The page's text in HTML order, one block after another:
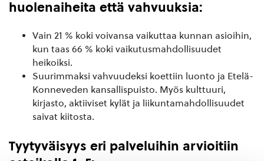
huolenaiheita että vahvuuksia:
Vain 21 % koki voivansa vaikuttaa kunnan asioihin,
kun taas 66 % koki vaikutusmahdollisuudet
heikoiksi.
Suurimmaksi vahvuudeksi koettiin luonto ja Etelä-
Konneveden kansallispuisto. Myös kulttuuri,
kirjasto, aktiiviset kylät ja liikuntamahdollisuudet
saivat kiitosta.
Tyytyväisyys eri palveluihin arvioitiin